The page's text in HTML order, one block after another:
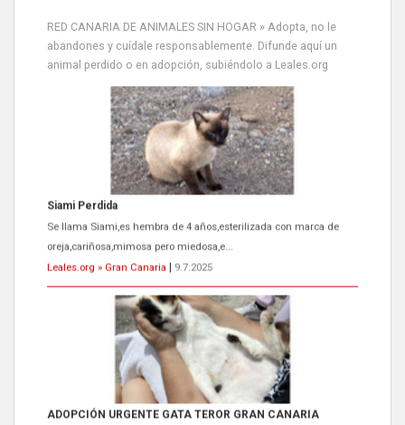
RED CANARIA DE ANIMALES SIN HOGAR » Adopta, no le
abandones y cuídale responsablemente. Difunde aquí un
animal perdido o en adopción, subiéndolo a Leales.org
Siami Perdida
Se llama Siami,es hembra de 4 años,esterilizada con marca de
oreja,cariñosa,mimosa pero miedosa,e...
Leales.org » Gran Canaria | 9.7.2025
ADOPCIÓN URGENTE GATA TEROR GRAN CANARIA